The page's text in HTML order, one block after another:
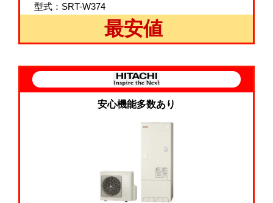
型式：SRT-W374
最安値
安心機能多数あり